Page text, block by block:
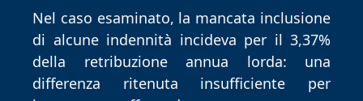
Nel caso esaminato, la mancata inclusione
di alcune indennità incideva per il 3,37%
della retribuzione annua lorda: una
differenza ritenuta insufficiente per